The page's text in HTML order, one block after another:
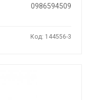
0986594509
Код: 144556-3